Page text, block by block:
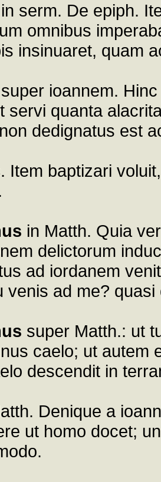
in serm. De epiph.
omnibus
insinuaret, quam
super ioannem.
servi quanta
dedignatus est
. Item baptizari
in Matth. Quia
delictorum
ad iordanem
venis ad me? quasi
super Matth.: ut
caelo; ut autem
descendit in
Denique a
ut homo docet;